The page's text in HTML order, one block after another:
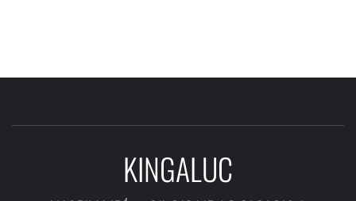
KINGALUC